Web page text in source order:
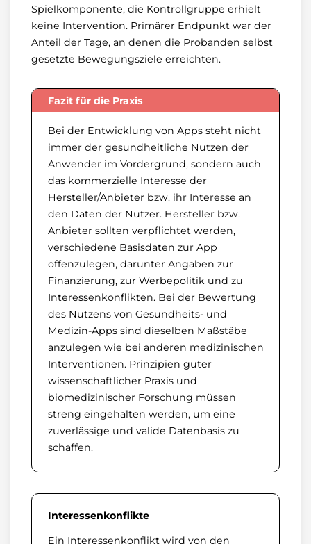
Spielkomponente, die Kontrollgruppe erhielt
keine Intervention. Primärer Endpunkt war der
Anteil der Tage, an denen die Probanden selbst
gesetzte Bewegungsziele erreichten.
Fazit für die Praxis
Bei der Entwicklung von Apps steht nicht
immer der gesundheitliche Nutzen der
Anwender im Vordergrund, sondern auch
das kommerzielle Interesse der
Hersteller/Anbieter bzw. ihr Interesse an
den Daten der Nutzer. Hersteller bzw.
Anbieter sollten verpflichtet werden,
verschiedene Basisdaten zur App
offenzulegen, darunter Angaben zur
Finanzierung, zur Werbepolitik und zu
Interessenkonflikten. Bei der Bewertung
des Nutzens von Gesundheits- und
Medizin-Apps sind dieselben Maßstäbe
anzulegen wie bei anderen medizinischen
Interventionen. Prinzipien guter
wissenschaftlicher Praxis und
biomedizinischer Forschung müssen
streng eingehalten werden, um eine
zuverlässige und valide Datenbasis zu
schaffen.
Interessenkonflikte
Ein Interessenkonflikt wird von den